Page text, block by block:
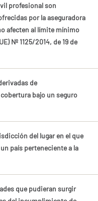
profesional son
por la aseguradora
afecten al límite mínimo
Nº 1125/2014, de 19 de
de
bajo un seguro
del lugar en el que
país perteneciente a la
que pudieran surgir